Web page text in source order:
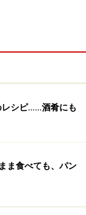
レシピ……酒肴にも
ま食べても、パン